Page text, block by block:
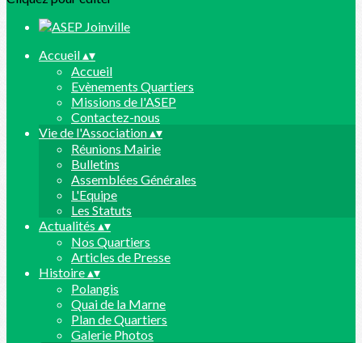
Accueil▴▾
Accueil
Evènements Quartiers
Missions de l'ASEP
Contactez-nous
Vie de l'Association▴▾
Réunions Mairie
Bulletins
Assemblées Générales
L'Equipe
Les Statuts
Actualités ▴▾
Nos Quartiers
Articles de Presse
Histoire▴▾
Polangis
Quai de la Marne
Plan de Quartiers
Galerie Photos